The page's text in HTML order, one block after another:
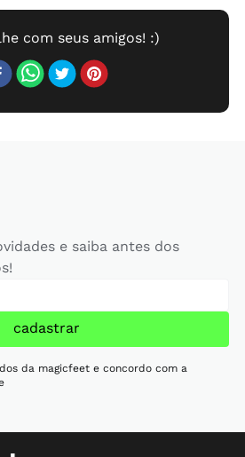
e saiba antes dos
cadastrar
da magicfeet e concordo com a